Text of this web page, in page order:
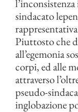
sindacato
Piuttosto che
all’egemonia
corpi, ed alle
attraverso
pseudo-
inglobazione